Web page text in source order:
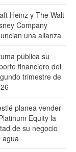
Heinz y The Walt
Company
una alianza
publica su
financiero del
trimestre de
planea vender
Equity la
de su negocio
agua